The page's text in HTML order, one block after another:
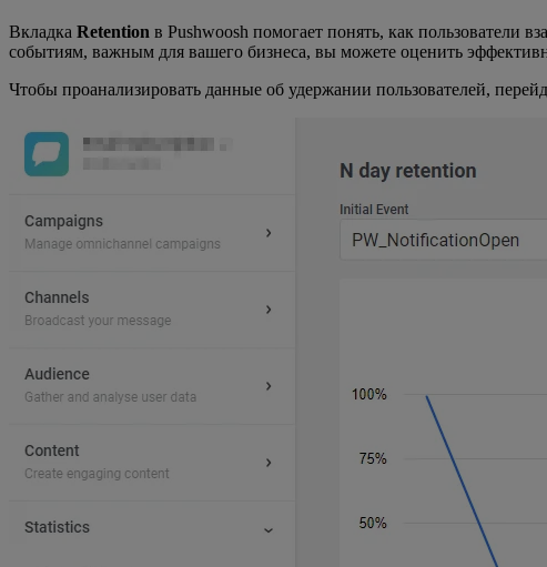
Вкладка Retention в Pushwoosh помогает понять, как пользователи
событиям, важным для вашего бизнеса, вы можете оценить
Чтобы проанализировать данные об удержании пользователей,